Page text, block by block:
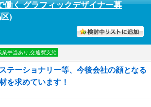
働く グラフィックデザイナー募
)
手当あり,交通費支給
テーショナリー等、今後会社の顔となる
を求めています！